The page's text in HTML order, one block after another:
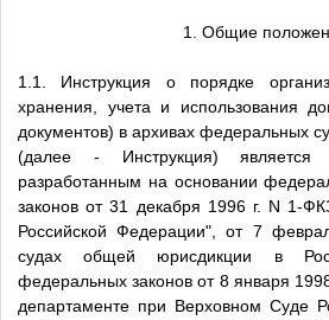
1. Общие
1.1. Инструкция о порядке
хранения, учета и использования
документов) в архивах федеральных
(далее - Инструкция) является
разработанным на основании
законов от 31 декабря 1996 г. N 1-
Российской Федерации", от 7
судах общей юрисдикции в
федеральных законов от 8 января
департаменте при Верховном Суде